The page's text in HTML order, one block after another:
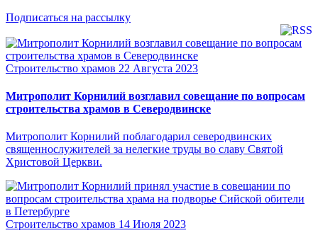
Подписаться на рассылку
Строительство храмов 22 Августа 2023
Митрополит Корнилий возглавил совещание по вопросам
строительства храмов в Северодвинске
Митрополит Корнилий поблагодарил северодвинских
священнослужителей за нелегкие труды во славу Святой
Христовой Церкви.
Строительство храмов 14 Июля 2023